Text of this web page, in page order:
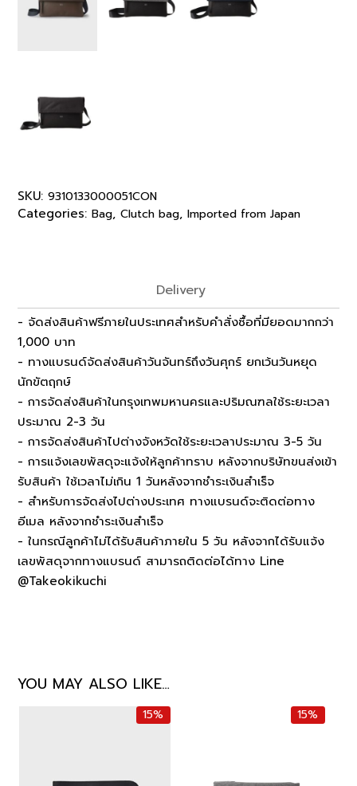
SKU: 9310133000051CON
Categories: Bag, Clutch bag, Imported from Japan
Delivery
- จัดส่งสินค้าฟรีภายในประเทศสำหรับคำสั่งซื้อที่มียอดมากกว่า
1,000 บาท
- ทางแบรนด์จัดส่งสินค้าวันจันทร์ถึงวันศุกร์ ยกเว้นวันหยุด
นักขัตฤกษ์
- การจัดส่งสินค้าในกรุงเทพมหานครและปริมณฑลใช้ระยะเวลา
ประมาณ 2-3 วัน
- การจัดส่งสินค้าไปต่างจังหวัดใช้ระยะเวลาประมาณ 3-5 วัน
- การแจ้งเลขพัสดุจะแจ้งให้ลูกค้าทราบ หลังจากบริษัทขนส่งเข้า
รับสินค้า ใช้เวลาไม่เกิน 1 วันหลังจากชำระเงินสำเร็จ
- สำหรับการจัดส่งไปต่างประเทศ ทางแบรนด์จะติดต่อทาง
อีเมล หลังจากชำระเงินสำเร็จ
- ในกรณีลูกค้าไม่ได้รับสินค้าภายใน 5 วัน หลังจากได้รับแจ้ง
เลขพัสดุจากทางแบรนด์ สามารถติดต่อได้ทาง Line
@Takeokikuchi
YOU MAY ALSO LIKE…
15% 15%